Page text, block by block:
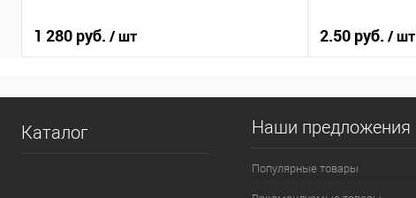
1 280 руб. / шт 2.50 руб. / шт
Каталог Наши предложения
Популярные товары